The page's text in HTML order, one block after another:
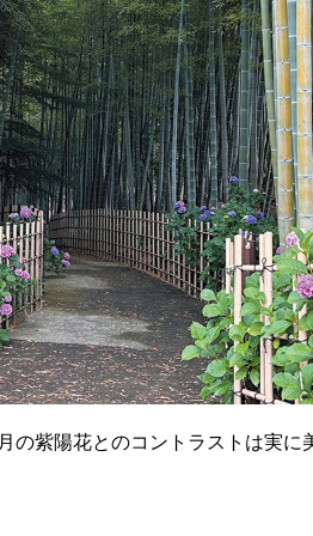
の紫陽花とのコントラストは実に